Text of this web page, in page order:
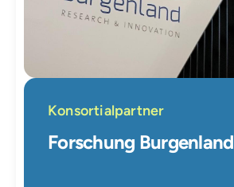
Konsortialpartner
Forschung Burgenland